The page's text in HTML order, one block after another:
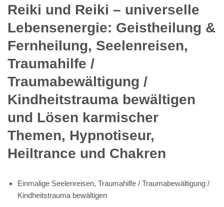
Reiki und Reiki – universelle
Lebensenergie: Geistheilung &
Fernheilung, Seelenreisen,
Traumahilfe /
Traumabewältigung /
Kindheitstrauma bewältigen
und Lösen karmischer
Themen, Hypnotiseur,
Heiltrance und Chakren
Einmalige Seelenreisen, Traumahilfe / Traumabewältigung /
Kindheitstrauma bewältigen